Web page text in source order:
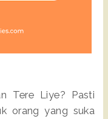
Tere Liye? Pasti
orang yang suka